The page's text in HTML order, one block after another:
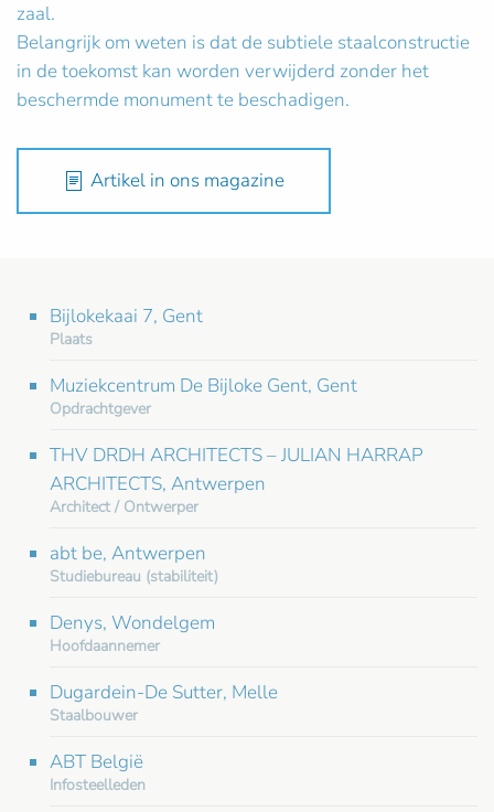
zaal.
Belangrijk om weten is dat de subtiele staalconstructie
in de toekomst kan worden verwijderd zonder het
beschermde monument te beschadigen.
Artikel in ons magazine
Bijlokekaai 7, Gent
Plaats
Muziekcentrum De Bijloke Gent, Gent
Opdrachtgever
THV DRDH ARCHITECTS – JULIAN HARRAP
ARCHITECTS, Antwerpen
Architect / Ontwerper
abt be, Antwerpen
Studiebureau (stabiliteit)
Denys, Wondelgem
Hoofdaannemer
Dugardein-De Sutter, Melle
Staalbouwer
ABT België
Infosteelleden